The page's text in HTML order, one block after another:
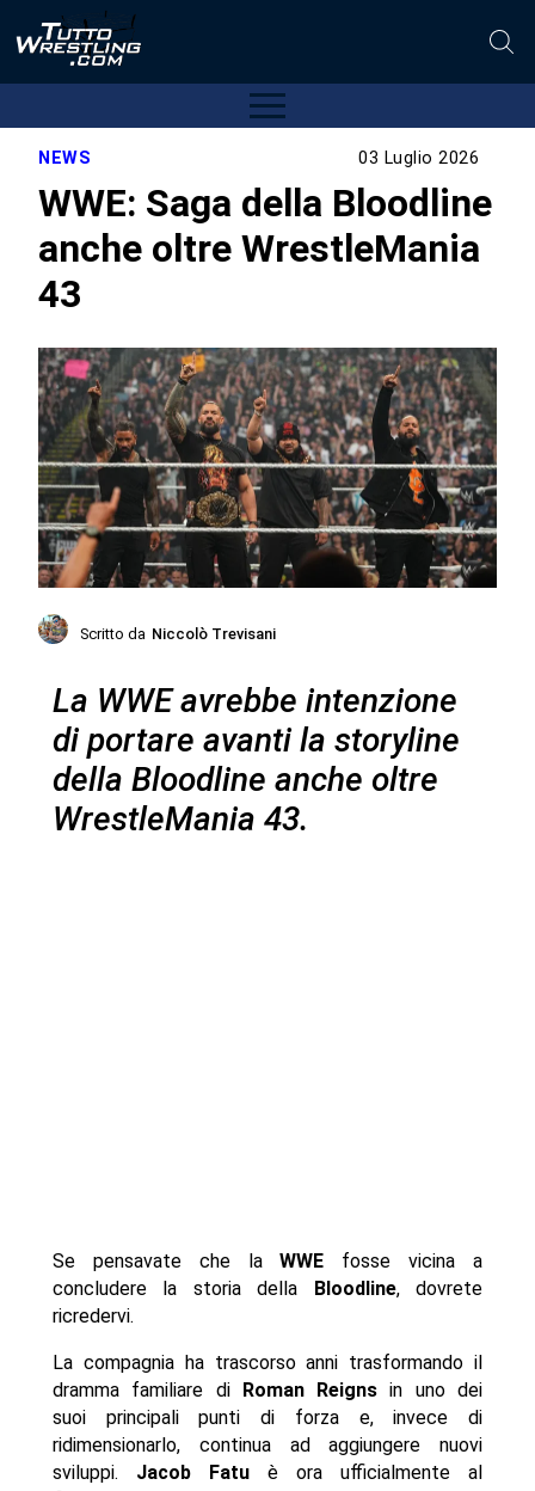
NEWS 03 Luglio 2026
WWE: Saga della Bloodline
anche oltre WrestleMania
43
Scritto da Niccolò Trevisani
La WWE avrebbe intenzione
di portare avanti la storyline
della Bloodline anche oltre
WrestleMania 43.
Se pensavate che laWWE fosse vicina a
concludere la storia della Bloodline, dovrete
ricredervi.
La compagnia ha trascorso anni trasformando il
dramma familiare di Roman Reigns in uno dei
suoi principali punti di forza e, invece di
ridimensionarlo, continua ad aggiungere nuovi
sviluppi. Jacob Fatuè ora ufficialmente al